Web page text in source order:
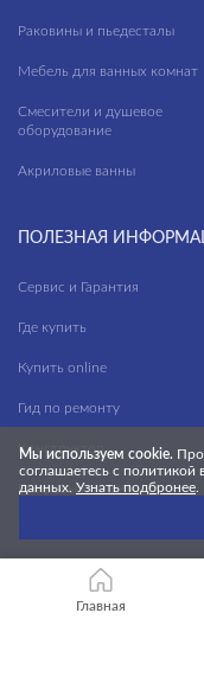
Раковины и пьедесталы
Мебель для ванных комнат
Смесители и душевое
оборудование
Акриловые ванны
ПОЛЕЗНАЯ
Сервис и Гарантия
Где купить
Купить online
Гид по ремонту
Конструктор
Вопросы и ответы
Мы используем cookie.
соглашаетесь с
данных. Узнать подбронее
Главная